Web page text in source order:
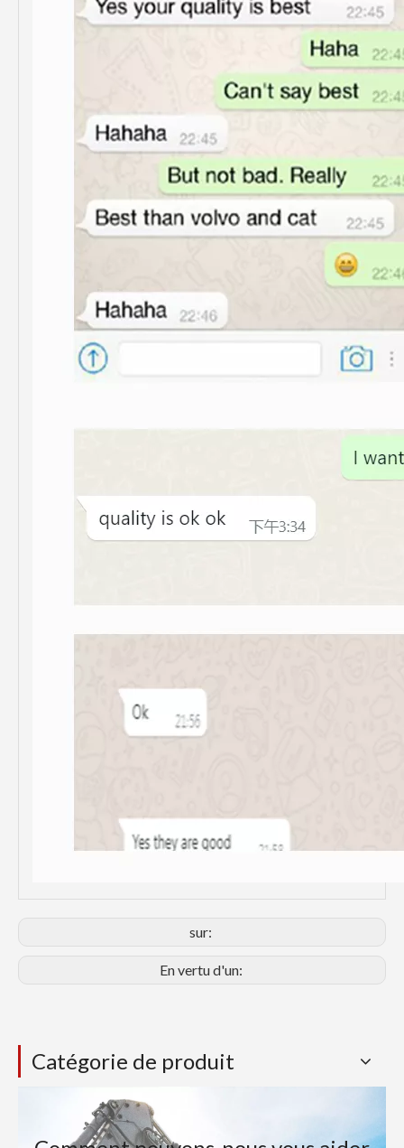
sur:
En vertu d'un:
Catégorie de produit